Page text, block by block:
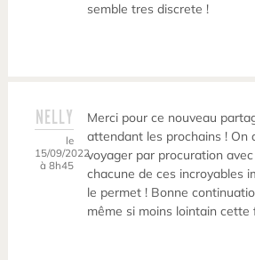
semble tres discrete !
NELLY
le
15/09/2022
à 8h45
Merci pour ce nouveau
attendant les prochains ! On
voyager par procuration
chacune de ces incroyables
le permet ! Bonne
même si moins lointain cette